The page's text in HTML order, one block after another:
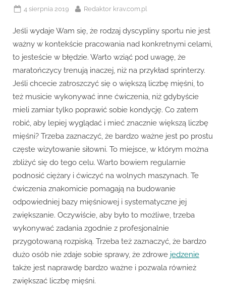
Posted
4 sierpnia 2019 By
Redaktor krav.com.pl
Jeśli wydaje Wam się, że rodzaj dyscypliny sportu nie jest
ważny w kontekście pracowania nad konkretnymi celami,
to jesteście w błędzie. Warto wziąć pod uwagę, że
maratończycy trenują inaczej, niż na przykład sprinterzy.
Jeśli chcecie zatroszczyć się o większą liczbę mięśni, to
też musicie wykonywać inne ćwiczenia, niż gdybyście
mieli zamiar tylko poprawić sobie kondycję. Co zatem
robić, aby lepiej wyglądać i mieć znacznie większą liczbę
mięśni? Trzeba zaznaczyć, że bardzo ważne jest po prostu
częste wizytowanie siłowni. To miejsce, w którym można
zbliżyć się do tego celu. Warto bowiem regularnie
podnosić ciężary i ćwiczyć na wolnych maszynach. Te
ćwiczenia znakomicie pomagają na budowanie
odpowiedniej bazy mięśniowej i systematyczne jej
zwiększanie. Oczywiście, aby było to możliwe, trzeba
wykonywać zadania zgodnie z profesjonalnie
przygotowaną rozpiską. Trzeba też zaznaczyć, że bardzo
dużo osób nie zdaje sobie sprawy, że zdrowe jedzenie
także jest naprawdę bardzo ważne i pozwala również
zwiększać liczbę mięśni.